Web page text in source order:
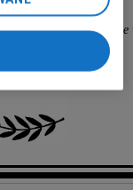
Skłodowskiej-Curie
Stowarzyszenia
też w każdej
cookie,
Twoimi
także za